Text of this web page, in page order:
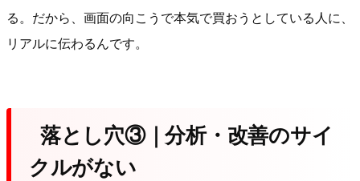
る。だから、画面の向こうで本気で買おうとしている人に、
リアルに伝わるんです。
落とし穴③｜分析・改善のサイ
クルがない